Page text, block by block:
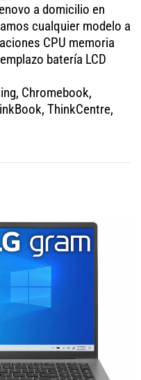
a domicilio en
cualquier modelo a
CPU memoria
batería LCD
Chromebook,
ThinkCentre,